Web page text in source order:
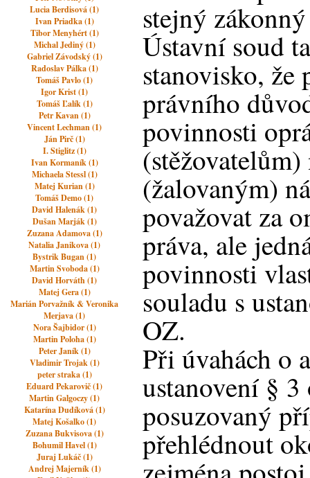
Lucia Berdisová (1)
Ivan Priadka (1)
Tibor Menyhért (1)
Michal Jediný (1)
Gabriel Závodský (1)
Radoslav Pálka (1)
Tomáš Pavlo (1)
Igor Krist (1)
Tomáš Ľalík (1)
Petr Kavan (1)
Vincent Lechman (1)
Ján Pirč (1)
I. Stiglitz (1)
Ivan Kormaník (1)
Michaela Stessl (1)
Matej Kurian (1)
Tomáš Demo (1)
David Halenák (1)
Dušan Marják (1)
Zuzana Adamova (1)
Natalia Janikova (1)
Bystrik Bugan (1)
Martin Svoboda (1)
David Horváth (1)
Matej Gera (1)
Marián Porvažník & Veronika
Merjava (1)
Nora Šajbidor (1)
Martin Poloha (1)
Peter Janík (1)
Vladimir Trojak (1)
peter straka (1)
Eduard Pekarovič (1)
Martin Galgoczy (1)
Katarína Dudíková (1)
Matej Košalko (1)
Zuzana Bukvisova (1)
Bohumil Havel (1)
Juraj Lukáč (1)
Andrej Majerník (1)
stejný
Ústavní soud
stanovisko,
právního
povinnosti
(žalovaným)
považovat za
práva, ale
povinnosti
souladu s
OZ.
Při úvahách o
ustanovení §
posuzovaný
přehlédnout